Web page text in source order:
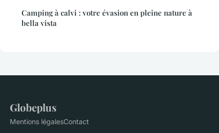
Camping à calvi : votre évasion en pleine nature à
bella vista
Globeplus
Mentions légalesContact